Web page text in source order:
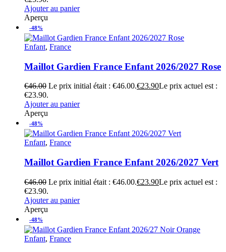
Ajouter au panier
Aperçu
-48%
Enfant, France
Maillot Gardien France Enfant 2026/2027 Rose
€46.00 Le prix initial était : €46.00.€23.90Le prix actuel est :
€23.90.
Ajouter au panier
Aperçu
-48%
Enfant, France
Maillot Gardien France Enfant 2026/2027 Vert
€46.00 Le prix initial était : €46.00.€23.90Le prix actuel est :
€23.90.
Ajouter au panier
Aperçu
-48%
Enfant, France